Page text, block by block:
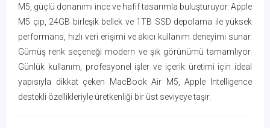
M5, güçlü donanımı ince ve hafif tasarımla buluşturuyor. Apple
M5 çip, 24GB birleşik bellek ve 1TB SSD depolama ile yüksek
performans, hızlı veri erişimi ve akıcı kullanım deneyimi sunar.
Gümüş renk seçeneği modern ve şık görünümü tamamlıyor.
Günlük kullanım, profesyonel işler ve içerik üretimi için ideal
yapısıyla dikkat çeken MacBook Air M5, Apple Intelligence
destekli özellikleriyle üretkenliği bir üst seviyeye taşır.